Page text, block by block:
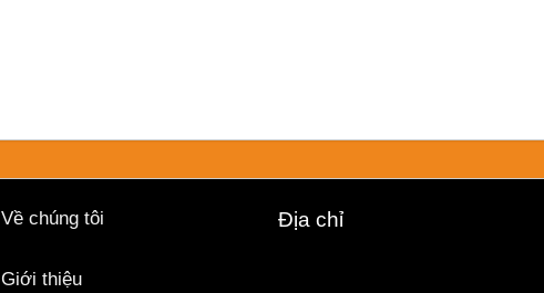
Về chúng tôi
Giới thiệu
Địa chỉ